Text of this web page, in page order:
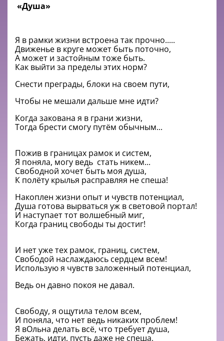
«Душа»
Я в рамки жизни встроена так прочно.....
Движенье в круге может быть поточно,
А может и застойным тоже быть.
Как выйти за пределы этих норм?
Снести преграды, блоки на своем пути,
Чтобы не мешали дальше мне идти?
Когда закована я в грани жизни,
Тогда брести смогу путём обычным...
Пожив в границах рамок и систем,
Я поняла, могу ведь стать никем...
Свободной хочет быть моя душа,
К полёту крылья расправляя не спеша!
Накоплен жизни опыт и чувств потенциал,
Душа готова вырваться уж в световой портал!
И наступает тот волшебный миг,
Когда границ свободы ты достиг!
И нет уже тех рамок, границ, систем,
Свободой наслаждаюсь сердцем всем!
Использую я чувств заложенный потенциал,
Ведь он давно покоя не давал.
Свободу, я ощутила телом всем,
И поняла, что нет ведь никаких проблем!
Я вОльна делать всё, что требует душа,
Бежать, идти, пусть даже не спеша.